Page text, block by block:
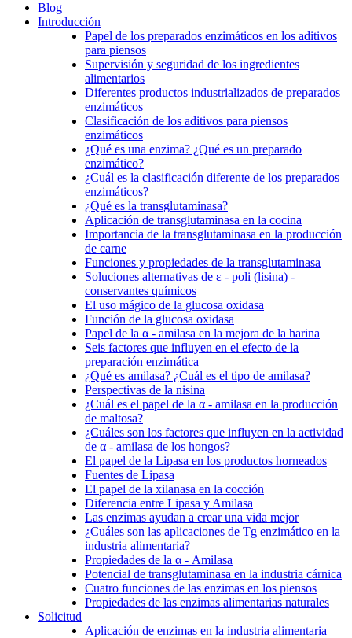
Blog
Introducción
Papel de los preparados enzimáticos en los aditivos
para piensos
Supervisión y seguridad de los ingredientes
alimentarios
Diferentes productos industrializados de preparados
enzimáticos
Clasificación de los aditivos para piensos
enzimáticos
¿Qué es una enzima? ¿Qué es un preparado
enzimático?
¿Cuál es la clasificación diferente de los preparados
enzimáticos?
¿Qué es la transglutaminasa?
Aplicación de transglutaminasa en la cocina
Importancia de la transglutaminasa en la producción
de carne
Funciones y propiedades de la transglutaminasa
Soluciones alternativas de ε - poli (lisina) -
conservantes químicos
El uso mágico de la glucosa oxidasa
Función de la glucosa oxidasa
Papel de la α - amilasa en la mejora de la harina
Seis factores que influyen en el efecto de la
preparación enzimática
¿Qué es amilasa? ¿Cuál es el tipo de amilasa?
Perspectivas de la nisina
¿Cuál es el papel de la α - amilasa en la producción
de maltosa?
¿Cuáles son los factores que influyen en la actividad
de α - amilasa de los hongos?
El papel de la Lipasa en los productos horneados
Fuentes de Lipasa
El papel de la xilanasa en la cocción
Diferencia entre Lipasa y Amilasa
Las enzimas ayudan a crear una vida mejor
¿Cuáles son las aplicaciones de Tg enzimático en la
industria alimentaria?
Propiedades de la α - Amilasa
Potencial de transglutaminasa en la industria cárnica
Cuatro funciones de las enzimas en los piensos
Propiedades de las enzimas alimentarias naturales
Solicitud
Aplicación de enzimas en la industria alimentaria